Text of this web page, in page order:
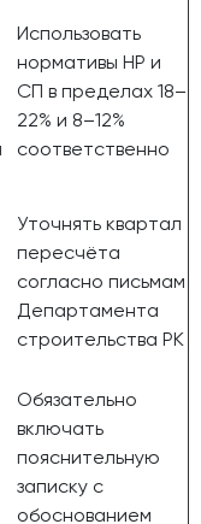
Использовать
нормативы НР и
СП в пределах 18–
22% и 8–12%
соответственно
Уточнять квартал
пересчёта
согласно письмам
Департамента
строительства РК
Обязательно
включать
пояснительную
записку с
обоснованием